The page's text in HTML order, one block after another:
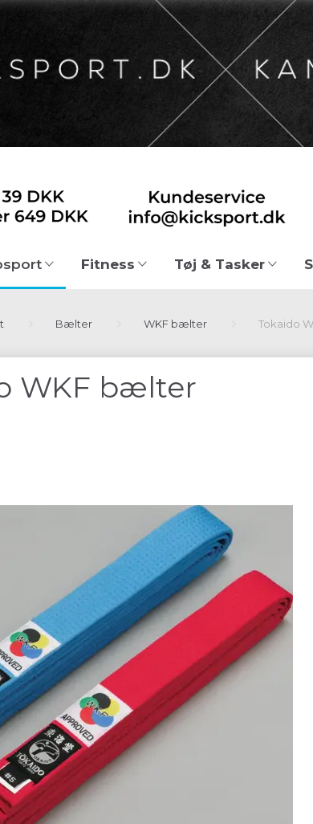
Fitness Tøj & Tasker
Bælter WKF bælter Tokaido
WKF bælter